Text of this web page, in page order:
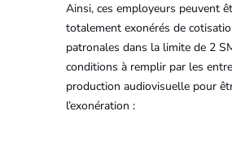
Ainsi, ces employeurs peuvent
totalement exonérés de
patronales dans la limite de 2
conditions à remplir par les
production audiovisuelle pour
l’exonération :